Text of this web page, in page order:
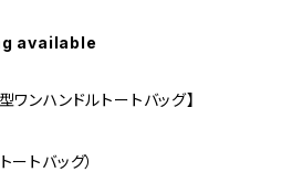
available
ンハンドルトートバッグ】
トバッグ）